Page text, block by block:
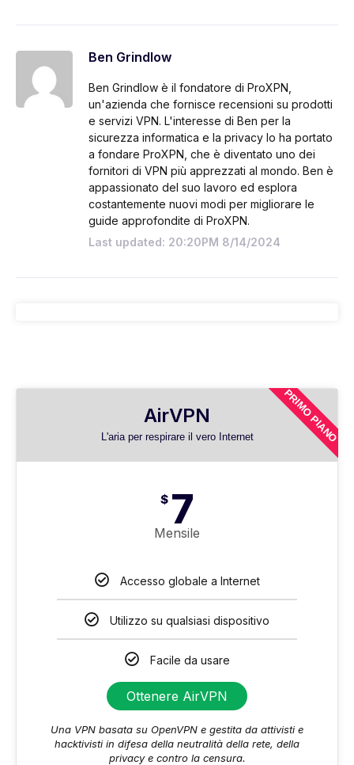
Ben Grindlow
Ben Grindlow è il fondatore di ProXPN,
un'azienda che fornisce recensioni su prodotti
e servizi VPN. L'interesse di Ben per la
sicurezza informatica e la privacy lo ha portato
a fondare ProXPN, che è diventato uno dei
fornitori di VPN più apprezzati al mondo. Ben è
appassionato del suo lavoro ed esplora
costantemente nuovi modi per migliorare le
guide approfondite di ProXPN.
Last updated: 20:20PM 8/14/2024
AirVPN
L'aria per respirare il vero Internet
$ 7
Mensile
Accesso globale a Internet
Utilizzo su qualsiasi dispositivo
Facile da usare
Ottenere AirVPN
Una VPN basata su OpenVPN e gestita da attivisti e
hacktivisti in difesa della neutralità della rete, della
privacy e contro la censura.
PRIMO PIANO